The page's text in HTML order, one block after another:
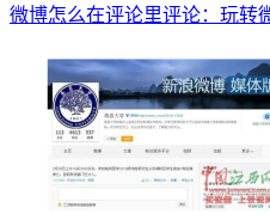
微博怎么在评论里评论：玩转